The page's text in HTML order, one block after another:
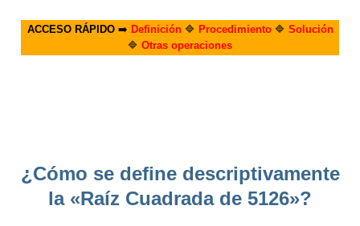
ACCESO RÁPIDO➡️ Definición🔷 Procedimiento🔷 Solución
🔷 Otras operaciones
¿Cómo se define descriptivamente
la «Raíz Cuadrada de 5126»?